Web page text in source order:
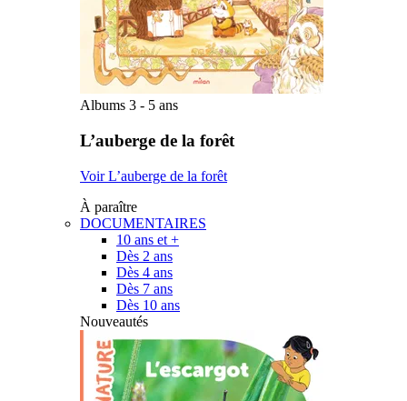
Albums 3 - 5 ans
L’auberge de la forêt
Voir L’auberge de la forêt
À paraître
DOCUMENTAIRES
10 ans et +
Dès 2 ans
Dès 4 ans
Dès 7 ans
Dès 10 ans
Nouveautés